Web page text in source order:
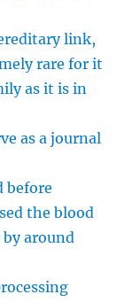
link,
rare for it
as it is in
as a journal
before
the blood
by around